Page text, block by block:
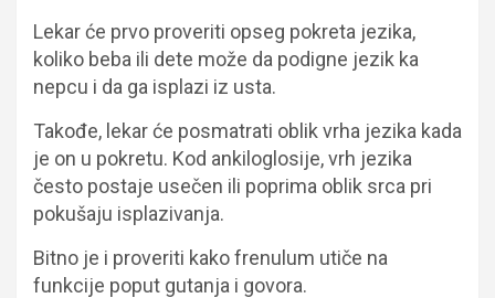
Lekar će prvo proveriti opseg pokreta jezika,
koliko beba ili dete može da podigne jezik ka
nepcu i da ga isplazi iz usta.
Takođe, lekar će posmatrati oblik vrha jezika kada
je on u pokretu. Kod ankiloglosije, vrh jezika
često postaje usečen ili poprima oblik srca pri
pokušaju isplazivanja.
Bitno je i proveriti kako frenulum utiče na
funkcije poput gutanja i govora.